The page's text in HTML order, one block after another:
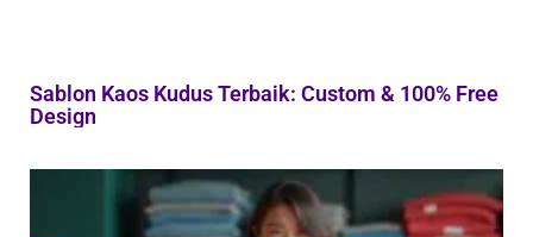
Sablon Kaos Kudus Terbaik: Custom & 100% Free
Design